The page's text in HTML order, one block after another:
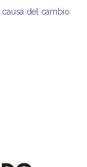
del cambio